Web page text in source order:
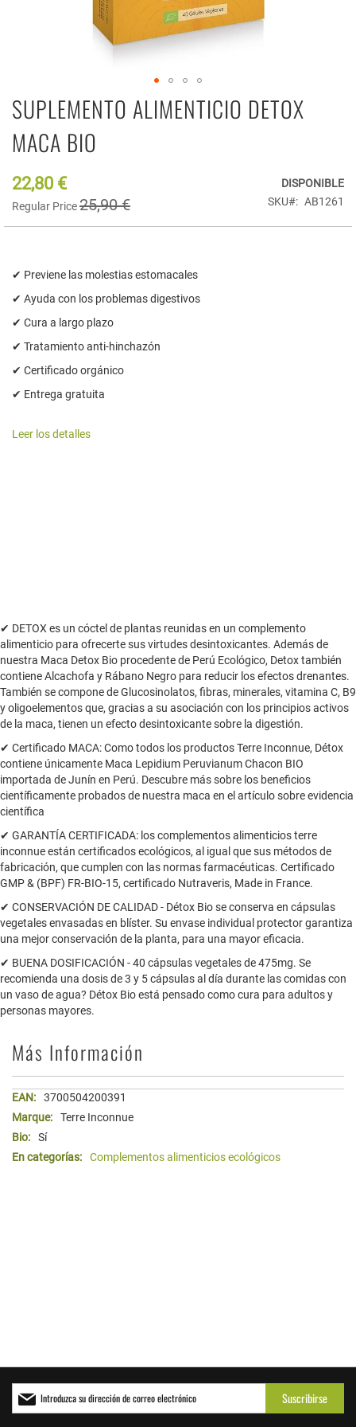
SUPLEMENTO ALIMENTICIO DETOX
MACA BIO
Special
22,80 €
Regular Price25,90 €
DISPONIBLE
SKU
AB1261
✔ Previene las molestias estomacales
✔ Ayuda con los problemas digestivos
✔ Cura a largo plazo
✔ Tratamiento anti-hinchazón
✔ Certificado orgánico
✔ Entrega gratuita
Leer los detalles
Saltar
al
comienzo
de
galería
imágenes
✔ DETOX es un cóctel de plantas reunidas en un complemento
alimenticio para ofrecerte sus virtudes desintoxicantes. Además de
nuestra Maca Detox Bio procedente de Perú Ecológico, Detox también
contiene Alcachofa y Rábano Negro para reducir los efectos drenantes.
También se compone de Glucosinolatos, fibras, minerales, vitamina C, B9
y oligoelementos que, gracias a su asociación con los principios activos
de la maca, tienen un efecto desintoxicante sobre la digestión.
✔ Certificado MACA: Como todos los productos Terre Inconnue, Détox
contiene únicamente Maca Lepidium Peruvianum Chacon BIO
importada de Junín en Perú. Descubre más sobre los beneficios
científicamente probados de nuestra maca en el artículo sobre evidencia
científica
✔ GARANTÍA CERTIFICADA: los complementos alimenticios terre
inconnue están certificados ecológicos, al igual que sus métodos de
fabricación, que cumplen con las normas farmacéuticas. Certificado
GMP & (BPF) FR-BIO-15, certificado Nutraveris, Made in France.
✔ CONSERVACIÓN DE CALIDAD - Détox Bio se conserva en cápsulas
vegetales envasadas en blíster. Su envase individual protector garantiza
una mejor conservación de la planta, para una mayor eficacia.
✔ BUENA DOSIFICACIÓN - 40 cápsulas vegetales de 475mg. Se
recomienda una dosis de 3 y 5 cápsulas al día durante las comidas con
un vaso de agua? Détox Bio está pensado como cura para adultos y
personas mayores.
Más Información
Más
Información
3700504200391
Terre Inconnue
Sí
Complementos alimenticios ecológicos
Inscríbase
Suscribirse